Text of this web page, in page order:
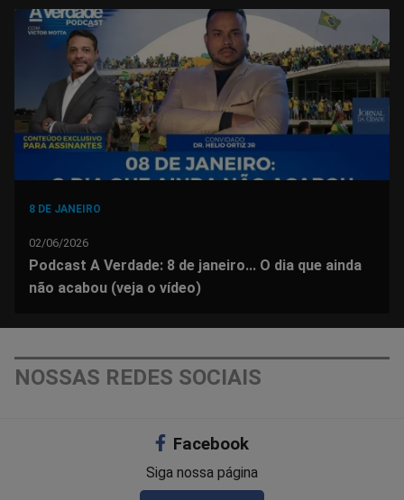
no
Facebook
no
Whatsapp
no
Twitter
no
Messenger
no
Telegram
no
Gettr
8 DE JANEIRO
02/06/2026
Podcast A Verdade: 8 de janeiro... O dia que ainda
não acabou (veja o vídeo)
NOSSAS REDES SOCIAIS
Facebook
Siga nossa página